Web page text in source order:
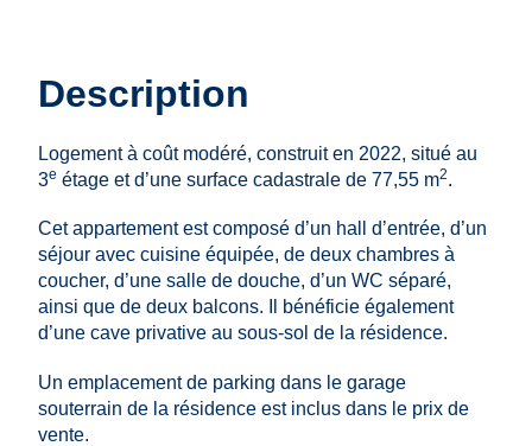
Description
Logement à coût modéré, construit en 2022, situé au
3e étage et d’une surface cadastrale de 77,55 m2.
Cet appartement est composé d’un hall d’entrée, d’un
séjour avec cuisine équipée, de deux chambres à
coucher, d’une salle de douche, d’un WC séparé,
ainsi que de deux balcons. Il bénéficie également
d’une cave privative au sous-sol de la résidence.
Un emplacement de parking dans le garage
souterrain de la résidence est inclus dans le prix de
vente.